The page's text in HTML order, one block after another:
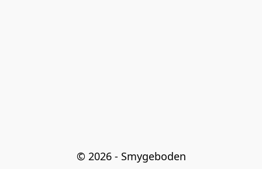
© 2026 - Smygeboden